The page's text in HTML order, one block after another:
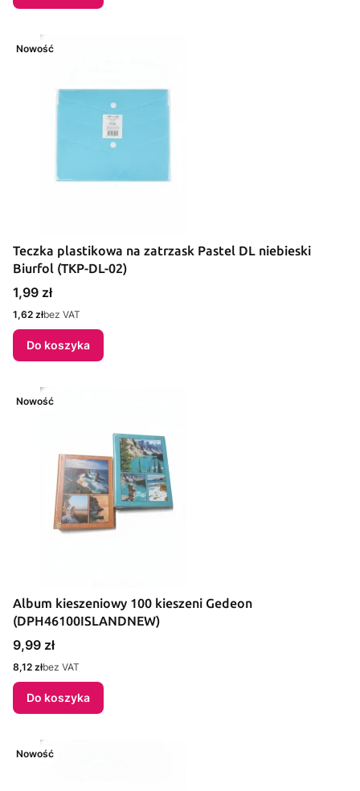
Nowość
Teczka plastikowa na zatrzask Pastel DL niebieski
Biurfol (TKP-DL-02)
Cena
1,99 zł
Cena
1,62 złbez VAT
Do koszyka
Nowość
Album kieszeniowy 100 kieszeni Gedeon
(DPH46100ISLANDNEW)
Cena
9,99 zł
Cena
8,12 złbez VAT
Do koszyka
Nowość